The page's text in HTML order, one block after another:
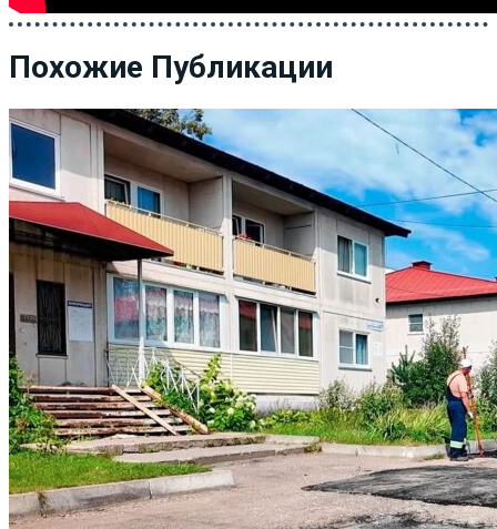
Похожие Публикации